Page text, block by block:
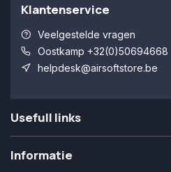
Klantenservice
Veelgestelde vragen
Oostkamp +32(0)50694668
helpdesk@airsoftstore.be
Usefull links
Informatie